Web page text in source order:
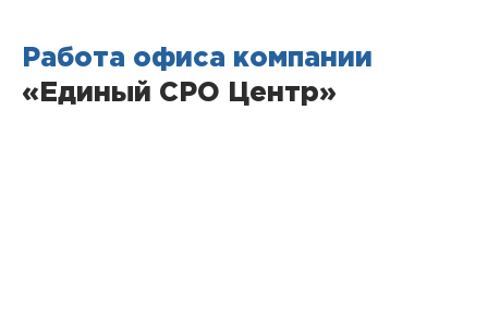
Работа офиса компании
«Единый СРО Центр»